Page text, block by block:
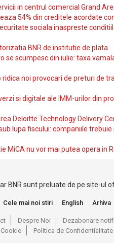
in centrul comercial Grand
54% din creditele acordate
sociala inaspreste
BNR de institutie de plata
se scumpesc din iulie: taxa
noi provocari de preturi de
si digitale ale IMM-urilor din
Deloitte Technology Delivery
lupa fiscului: companiile
MiCA nu vor mai putea opera in
BNR sunt preluate de pe site-ul
Cele mai noi stiri English Arhiva
Despre Noi Dezabonare
Politica de Confidentialitate